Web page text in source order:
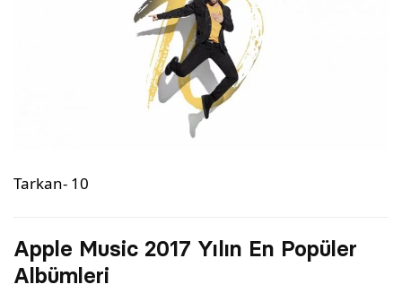
Tarkan- 10
Apple Music 2017 Yılın En Popüler
Albümleri